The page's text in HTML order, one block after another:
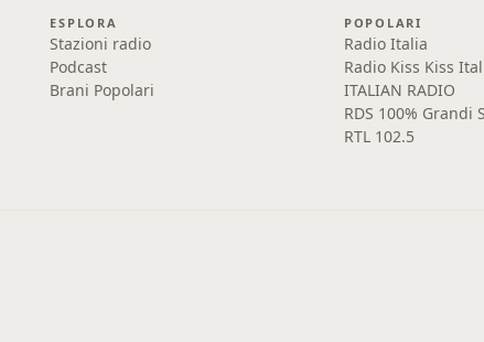
ESPLORA
Stazioni radio
Podcast
Brani Popolari
POPOLARI
Radio Italia
Radio Kiss Kiss
ITALIAN RADIO
RDS 100% Grandi
RTL 102.5